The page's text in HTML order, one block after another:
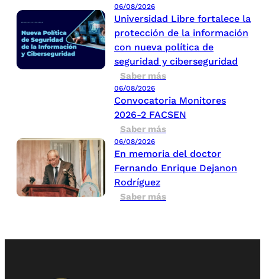
06/08/2026
Universidad Libre fortalece la
protección de la información
con nueva política de
seguridad y ciberseguridad
Saber más
06/08/2026
Convocatoria Monitores
2026-2 FACSEN
Saber más
06/08/2026
En memoria del doctor
Fernando Enrique Dejanon
Rodríguez
Saber más